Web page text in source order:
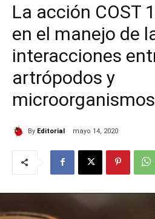
La acción COST
en el manejo de
interacciones
artrópodos y
microorganismos
By Editorial mayo 14, 2020